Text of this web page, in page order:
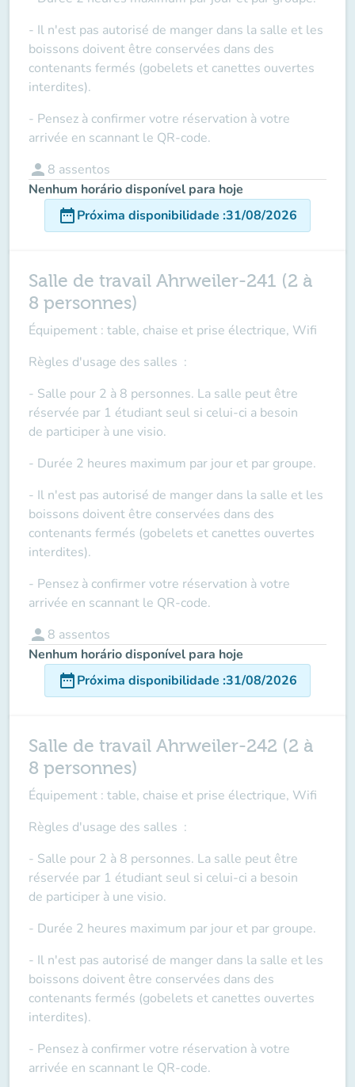
- Il n'est pas autorisé de manger dans la salle et les
boissons doivent être conservées dans des
contenants fermés (gobelets et canettes ouvertes
interdites).
- Pensez à confirmer votre réservation à votre
arrivée en scannant le QR-code.
person 8 assentos
Nenhum horário disponível para hoje
date_rangePróxima disponibilidade :31/08/2026
Salle de travail Ahrweiler-241 (2 à
8 personnes)
Équipement : table, chaise et prise électrique, Wifi
Règles d'usage des salles :
- Salle pour 2 à 8 personnes. La salle peut être
réservée par 1 étudiant seul si celui-ci a besoin
de participer à une visio.
- Durée 2 heures maximum par jour et par groupe.
- Il n'est pas autorisé de manger dans la salle et les
boissons doivent être conservées dans des
contenants fermés (gobelets et canettes ouvertes
interdites).
- Pensez à confirmer votre réservation à votre
arrivée en scannant le QR-code.
person 8 assentos
Nenhum horário disponível para hoje
date_rangePróxima disponibilidade :31/08/2026
Salle de travail Ahrweiler-242 (2 à
8 personnes)
Équipement : table, chaise et prise électrique, Wifi
Règles d'usage des salles :
- Salle pour 2 à 8 personnes. La salle peut être
réservée par 1 étudiant seul si celui-ci a besoin
de participer à une visio.
- Durée 2 heures maximum par jour et par groupe.
- Il n'est pas autorisé de manger dans la salle et les
boissons doivent être conservées dans des
contenants fermés (gobelets et canettes ouvertes
interdites).
- Pensez à confirmer votre réservation à votre
arrivée en scannant le QR-code.